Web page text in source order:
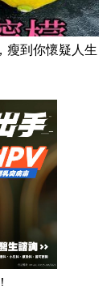
瘦到你懷疑人生